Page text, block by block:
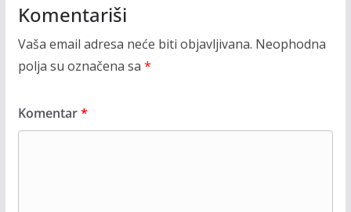
Komentariši
Vaša email adresa neće biti objavljivana. Neophodna
polja su označena sa *
Komentar*